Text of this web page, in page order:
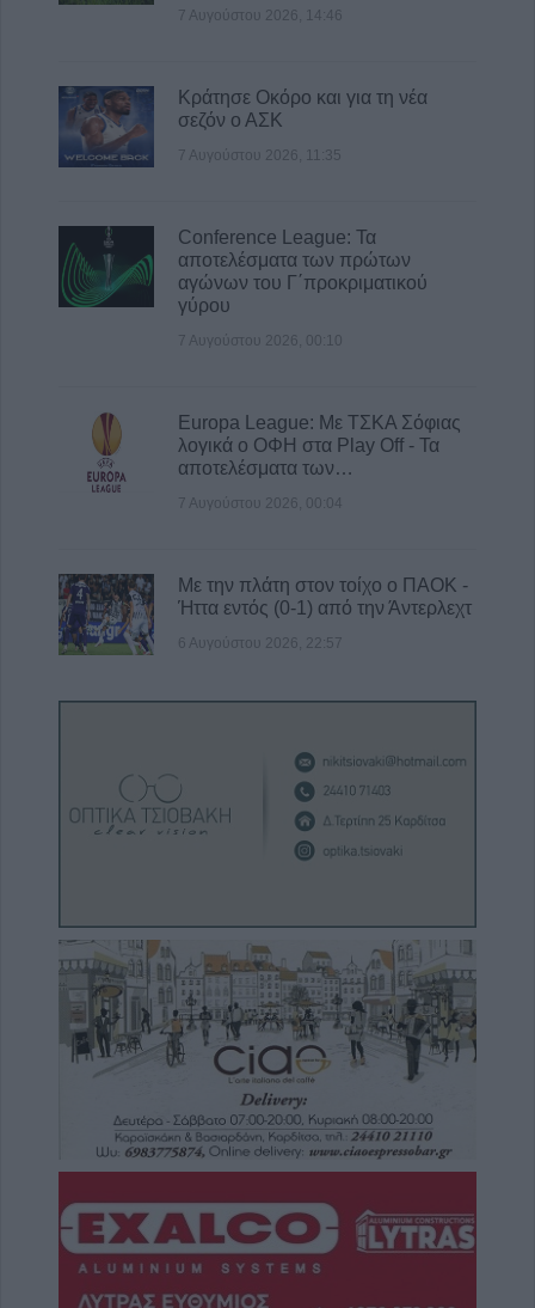
7 Αυγούστου 2026, 14:46
Κράτησε Οκόρο και για τη νέα
σεζόν ο ΑΣΚ
7 Αυγούστου 2026, 11:35
Conference League: Τα
αποτελέσματα των πρώτων
αγώνων του Γ΄προκριματικού
γύρου
7 Αυγούστου 2026, 00:10
Europa League: Με ΤΣΚΑ Σόφιας
λογικά ο ΟΦΗ στα Play Off - Τα
αποτελέσματα των…
7 Αυγούστου 2026, 00:04
Με την πλάτη στον τοίχο ο ΠΑΟΚ -
Ήττα εντός (0-1) από την Άντερλεχτ
6 Αυγούστου 2026, 22:57